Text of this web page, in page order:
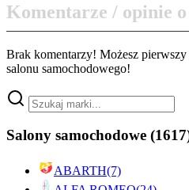
Komentarze / opinie
Brak komentarzy! Możesz
salonu samochodowego!
Salony samochodowe
ABARTH(7)